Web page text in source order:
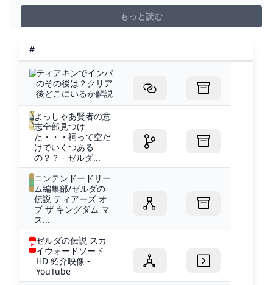
もっと読む
#
ティアキンでインパ
のその後は？クリア
後どこにいるか解説
よっしゃあ賢者の意
志全部見つけ
た・・・祠って空だ
けでいくつある
の？？ - ゼルダ...
ニンテンドードリー
ム編集部/ゼルダの
伝説 ティアーズ オ
ブ ザ キングダム マ
ス...
ゼルダの伝説 スカ
イウォードソード
HD 紹介映像 -
YouTube